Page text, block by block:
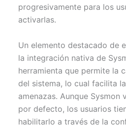
progresivamente para los
activarlas.
Un elemento destacado de
la integración nativa de
herramienta que permite la
del sistema, lo cual facilita
amenazas. Aunque Sysmon
por defecto, los usuarios
habilitarlo a través de la